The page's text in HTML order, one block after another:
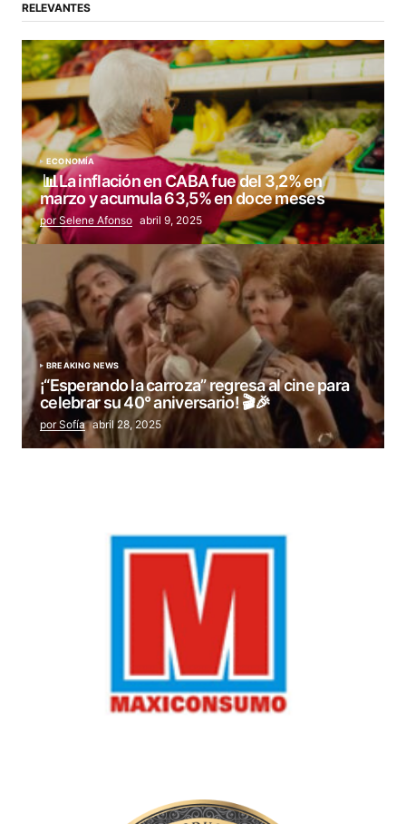
RELEVANTES
ECONOMÍA
📊La inflación en CABA fue del 3,2% en
marzo y acumula 63,5% en doce meses
por Selene Afonso abril 9, 2025
BREAKING NEWS
¡“Esperando la carroza” regresa al cine para
celebrar su 40° aniversario! 🎬🎉
por Sofía abril 28, 2025